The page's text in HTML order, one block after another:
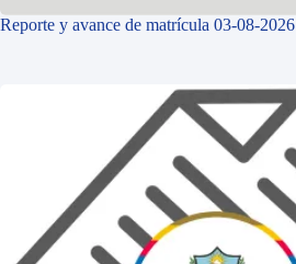
Reporte y avance de matrícula 03-08-2026